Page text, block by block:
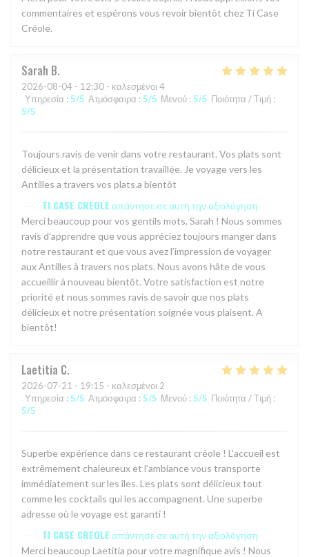
commentaires et espérons vous revoir bientôt chez Ti Case
Créole.
Sarah B
2026-08-04 - 12:30 - καλεσμένοι 4
Υπηρεσία : 5/5 Ατμόσφαιρα : 5/5 Μενού : 5/5 Ποιότητα / Τιμή :
5/5
Toujours ravis de venir dans votre restaurant. Vos plats sont
délicieux et la présentation travaillée. Je voyage vers les
Antilles a travers vos plats.a bientôt
TI CASE CREOLEαπάντησε σε αυτή την αξιολόγηση
Merci beaucoup pour vos gentils mots, Sarah ! Nous sommes
ravis d’apprendre que vous appréciez toujours manger dans
notre restaurant et que vous avez l’impression de voyager
aux Antilles à travers nos plats. Nous avons hâte de vous
accueillir à nouveau bientôt. Votre satisfaction est notre
priorité et nous sommes ravis de savoir que nos plats
délicieux et notre présentation soignée vous plaisent. A
bientôt!
Laetitia C
2026-07-21 - 19:15 - καλεσμένοι 2
Υπηρεσία : 5/5 Ατμόσφαιρα : 5/5 Μενού : 5/5 Ποιότητα / Τιμή :
5/5
Superbe expérience dans ce restaurant créole ! L'accueil est
extrêmement chaleureux et l'ambiance vous transporte
immédiatement sur les îles. Les plats sont délicieux tout
comme les cocktails qui les accompagnent. Une superbe
adresse où le voyage est garanti !
TI CASE CREOLEαπάντησε σε αυτή την αξιολόγηση
Merci beaucoup Laetitia pour votre magnifique avis ! Nous